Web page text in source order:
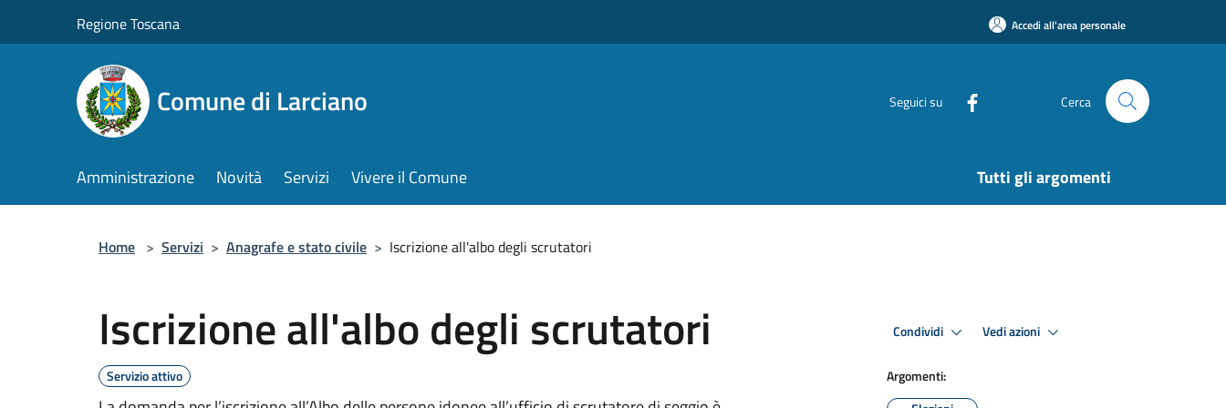
Regione Toscana Accedi all'area personale
Comune di Larciano Seguici su Cerca
Amministrazione Novità Servizi Vivere il Comune Tutti gli argomenti
Home > Servizi > Anagrafe e stato civile > Iscrizione all'albo degli scrutatori
Iscrizione all'albo degli scrutatori
Servizio attivo
Condividi Vedi azioni
Argomenti: